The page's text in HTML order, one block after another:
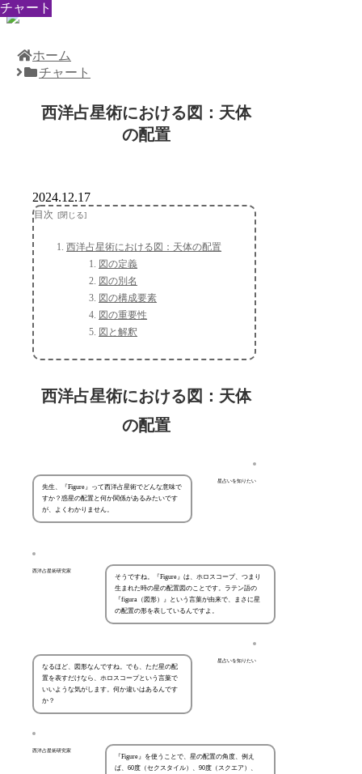
ホーム
チャート
西洋占星術における図：天体
の配置
チャート
2024.12.17
目次
西洋占星術における図：天体の配置
図の定義
図の別名
図の構成要素
図の重要性
図と解釈
西洋占星術における図：天体
の配置
星占いを知りたい
先生、『Figure』って西洋占星術でどんな意味で
すか？惑星の配置と何か関係があるみたいです
が、よくわかりません。
西洋占星術研究家
そうですね。『Figure』は、ホロスコープ、つまり
生まれた時の星の配置図のことです。ラテン語の
『figura（図形）』という言葉が由来で、まさに星
の配置の形を表しているんですよ。
星占いを知りたい
なるほど、図形なんですね。でも、ただ星の配
置を表すだけなら、ホロスコープという言葉で
いいような気がします。何か違いはあるんです
か？
西洋占星術研究家
『Figure』を使うことで、星の配置の角度、例え
ば、60度（セクスタイル）、90度（スクエア）、
チャート
チャート
チャート
チャート
チャート
チャート
チャート
チャート